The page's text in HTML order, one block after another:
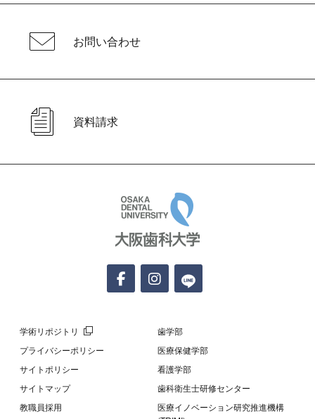
お問い合わせ
資料請求
学術リポジトリ
プライバシーポリシー
サイトポリシー
サイトマップ
教職員採用
歯学部
医療保健学部
看護学部
歯科衛生士研修センター
医療イノベーション研究推進機構